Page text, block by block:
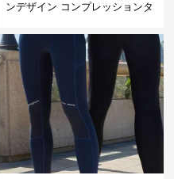
ンデザイン コンプレッションタ